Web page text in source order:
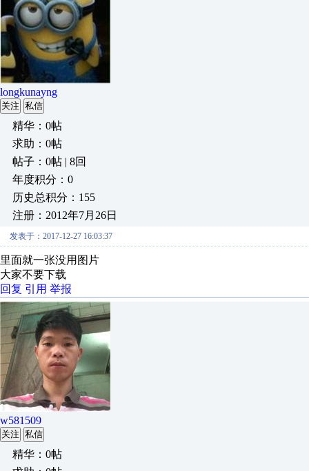
longkunayng
关注 私信
精华：0帖
求助：0帖
帖子：0帖 | 8回
年度积分：0
历史总积分：155
注册：2012年7月26日
发表于：2017-12-27 16:03:37
里面就一张没用图片
大家不要下载
回复 引用 举报
w581509
关注 私信
精华：0帖